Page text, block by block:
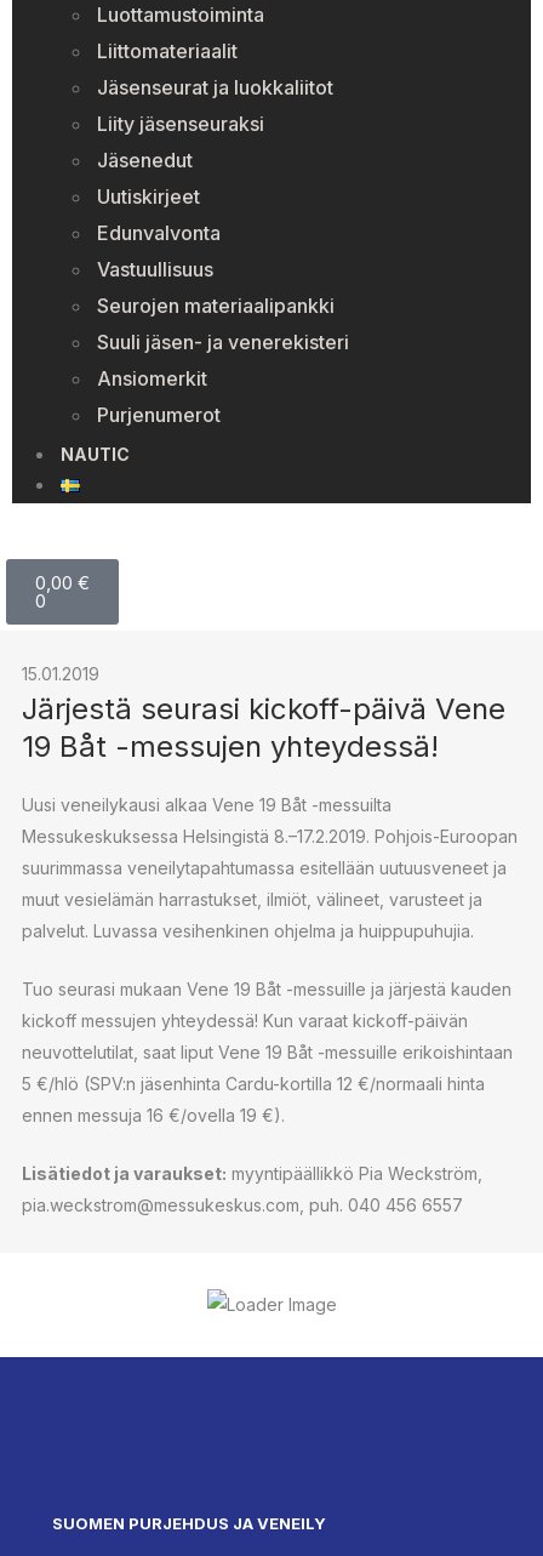
Luottamustoiminta
Liittomateriaalit
Jäsenseurat ja luokkaliitot
Liity jäsenseuraksi
Jäsenedut
Uutiskirjeet
Edunvalvonta
Vastuullisuus
Seurojen materiaalipankki
Suuli jäsen- ja venerekisteri
Ansiomerkit
Purjenumerot
NAUTIC
0,00 €
0
15.01.2019
Järjestä seurasi kickoff-päivä Vene
19 Båt -messujen yhteydessä!
Uusi veneilykausi alkaa Vene 19 Båt -messuilta
Messukeskuksessa Helsingistä 8.–17.2.2019. Pohjois-Euroopan
suurimmassa veneilytapahtumassa esitellään uutuusveneet ja
muut vesielämän harrastukset, ilmiöt, välineet, varusteet ja
palvelut. Luvassa vesihenkinen ohjelma ja huippupuhujia.
Tuo seurasi mukaan Vene 19 Båt -messuille ja järjestä kauden
kickoff messujen yhteydessä! Kun varaat kickoff-päivän
neuvottelutilat, saat liput Vene 19 Båt -messuille erikoishintaan
5 €/hlö (SPV:n jäsenhinta Cardu-kortilla 12 €/normaali hinta
ennen messuja 16 €/ovella 19 €).
Lisätiedot ja varaukset: myyntipäällikkö Pia Weckström,
pia.weckstrom@messukeskus.com, puh. 040 456 6557
SUOMEN PURJEHDUS JA VENEILY